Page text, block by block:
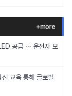
+more
공급 ··· 운전자 모
교육 통해 글로벌